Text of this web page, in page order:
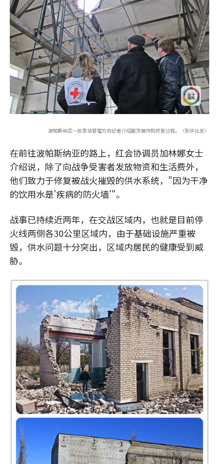
波帕斯纳亚一处泵站管理方向记者介绍屋顶被炸和修复过程。（新华社发）
在前往波帕斯纳亚的路上，红会协调员加林娜女士
介绍说，除了向战争受害者发放物资和生活费外，
他们致力于修复被战火摧毁的供水系统，"因为干净
的饮用水是'疾病的防火墙'"。
战事已持续近两年，在交战区域内，也就是目前停
火线两侧各30公里区域内，由于基础设施严重被
毁，供水问题十分突出，区域内居民的健康受到威
胁。